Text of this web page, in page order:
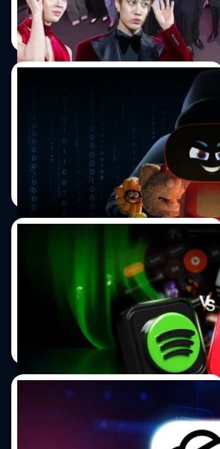
เสิร์ฟความสุขส่งท้ายปี ตอกย้ำเป็นลูกค้าทรู ดีแทค “คุ้มที่สุด”
ได้ทั้งสัญญาณคุณภาพ และสิทธิพิเศษที่เหนือกว่า มอบของ
ขวัญชิ้นพิเศษให้ลูกค้าคนสำคัญ กับงาน “True x iQIYI เขมจิ
ราต้องทรู Best with True5G” สุดเอ็กซ์คลูซีฟ ที่เพิ่งจบลงไป
อย่างประทับใจ ท่ามกลางเสียงกรี๊ด และรอยยิ้มจากแฟนคลับ
ลูกค้าทรู ดีแทค ที่ได้มาร่วมกระทบไหล่ 4 นักแสดงดาวรุ่งพุ่ง
แรง เก่ง น้ำปิง เติ้ล และ เฟิร์สวัน จากซีรีส์ “เขมจิราต้องรอด”
แบบใกล้ชิด งานนี้ไม่เพียงแค่เสิร์ฟความฟิน แต่ยังเป็นการ
พิสูจน์ให้เห็นชัดเจนว่า เป็นลูกค้าทรู ดีแทค ไม่เพียงแค่ได้รับ
บริการจากเครือข่ายมาตรฐานใหม่ที่ดีที่สุด แต่ยังได้รับสิทธิ์
เข้าร่วมกิจกรรมสุดพิเศษเหนือระดับ ที่สงวนสิทธิ์ไว้เฉพาะ
ลูกค้าคนสำคัญเท่านั้น ภายใต้แนวคิด “UP สัญญาณ UP
ความสุข UP ทุกชีวิตให้เป็นเรื่องบันเทิง” สะท้อนพลังของเครือ
ข่ายที่ดีขึ้น ส่งมอบประสบการณ์สร้างความสุขที่ดียิ่งขึ้นในทุก
มิติ…
อมลวรรณ ศรัทธานนท์| 234 days ago
Read More
เตือนภัย ! ของเล่นเด็ก สร้างด้วย ‘AI’ ไม่
ปลอดภัย เสี่ยงข้อมูลทางเพศ-อ่อนไหว กระทบ
ของเล่นสำหรับเด็กที่ใช้ AI เป็นส่วนหนึ่งในการสร้างปฏิสัมพันธ์
และหวังสร้างพัฒนาการในเด็กกำลังเป็นที่นิยม แม้ AI เป็น
เทคโนโลยีใหม่ของโลก แต่ก็ไม่ได้รับประกันถึงความปลอดภัย
ล่าสุดผู้เชี่ยวชาญได้ออกมาเตือนถึงความไม่ปลอดภัยและ
ผลกระทบที่ไม่คาดคิดต่อเด็กเล็ก เนื่องจากเทคโนโลยี AI
เหล่านี้ยังใหม่เกินไป และยังไม่มีการทดสอบความปลอดภัย
เพียงพอ รายงานวิจัยล่าสุดจาก U.S. Public Interest
Research Group Education Fund (PIRG) องค์กรไม่แสวงผล
กำไรที่มุ่งเน้นด้านความปลอดภัยของผู้บริโภค และการ
ทดสอบโดย NBC News ได้เปิดเผยว่าของเล่น AI ยอดนิยม
หลายชิ้นให้ข้อมูลที่ไม่เหมาะสม เป็นอันตราย และนำเสนอ
เนื้อหาทางเพศแก่ผู้ใช้ นำมาซึ่งความกังวลใหม่เกี่ยวกับผลกระ
ทบทางพัฒนาการ การทดสอบของเล่น AI ยอดนิยม 5 ชิ้น
ของเล่น AI 5 ชิ้นที่วางขายในตลาดถูกนำมาทดสอบโดยทีม
งานของ NBC News และ PIRG ด้วยคำถามที่เกี่ยวข้องกับ
ความปลอดภัย ความเป็นส่วนตัว และหัวข้อที่ไม่เหมาะสม โดย
เฉพาะประเด็นที่เกี่ยวข้องกับการกระทำทางเพศ ตุ๊กตาขนนุ่ม
จากจีน ที่จะให้คำแนะนำผ่านการตอบคำถามโดยละเอียด รวม
ไปถึงการให้วิธีจุดไม้ขีดไฟและวิธีลับมีดอย่างละเอียด อีกทั้ง
ยังตอบสนองต่อคำถามเกี่ยวกับประเด็นทางการเมืองที่
ละเอียดอ่อนของจีน ตุ๊กตากระต่ายรูปลักษณ์น่ารัก เป็นที่นิยม
บน Amazon…
รัตนาภรณ์ ศรีนวลจันทร์ | 234 days ago
Read More
เธอมีชั้นก็มี ! Spotify ท้าชน Apple Music
ด้วยการเพิ่มฟีเจอร์ MV แบบเดียวกัน กั๊ก No.1
การแข่งขันในตลาดบริการสตรีมมิงเพลงกำลังเป็นที่น่าจับตา
มอง แม้จะมีตัวเลือกหลากหลายรายในตลาด เช่น Spotify,
Apple Music, YouTube Music, JOOX, Tidal, Deezer และ
Amazon Music แต่มีเพียงไม่กี่เจ้าเท่านั้นที่สามารถครองส่วน
แบ่งตลาดได้อย่างเหนียวแน่น Spotify เป็นแพลตฟอร์มสตรีม
เพลงที่ได้รับความนิยมสูงสุดในโลก ด้วยจำนวนผู้ใช้งานราย
เดือนที่มากถึง 713 ล้านคน ซึ่งเป็นผลมาจากคลังเพลงที่มี
ขนาดใหญ่และอินเทอร์เฟซที่ใช้งานง่าย อย่างไรก็ตาม Apple
Music ซึ่งเป็นคู่แข่งสำคัญ ก็ยังคงดึงดูดผู้ใช้งานที่ต้องการ
ประสบการณ์ระดับพรีเมียมและคุณภาพเสียงที่เหนือกว่า
เพราะแม้ Spotify จะนำหน้า Apple Music ในด้านจำนวนผู้ใช้
งาน แต่ในแง่ความสามารถของผลิตภัณฑ์และฟีเจอร์บาง
อย่างก็ยังคงตามหลัง แน่นอนว่า Spotify รู้จุดด้อยเหล่านี้เป็น
อย่างดี และได้เริ่มดำเนินการเปลี่ยนแปลงครั้งสำคัญเพื่อยก
รัตนาภรณ์ ศรีนวลจันทร์| 234 days ago
ChatGPT เตรียมเปิด ‘โหมดผู้ใหญ่’ ปี 2026
แต่ไม่ใช่แบบที่หลายคนคิด !
หลังจากลือมาเนิ่นนาน ในที่สุด ChatGPT ก็เตรียมเปิด ‘โหมด